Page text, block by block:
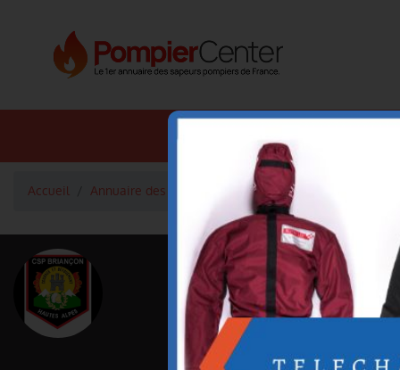
Accueil Annuaire des pompiers Adjudant-Chef GALINDO
< Retour à la liste des pompiers
GALINDO
Grade : Adjudant-Chef